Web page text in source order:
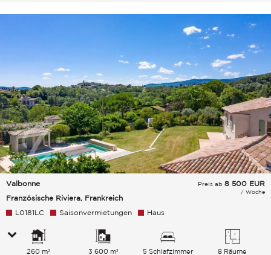
Valbonne
Französische Riviera, Frankreich
Preis ab 8 500 EUR
/ Woche
L0181LC Saisonvermietungen Haus
260 m² 3 600 m² 5 Schlafzimmer 8 Räume